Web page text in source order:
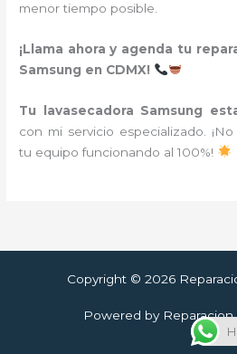
menor tiempo posible.
¡Llama ahora y agenda tu
Samsung en CDMX!
Tu lavasecadora Samsung
con mi servicio especializado.
tu equipo funcionando al 100%!
Copyright © 2026
Powered by Reparacion